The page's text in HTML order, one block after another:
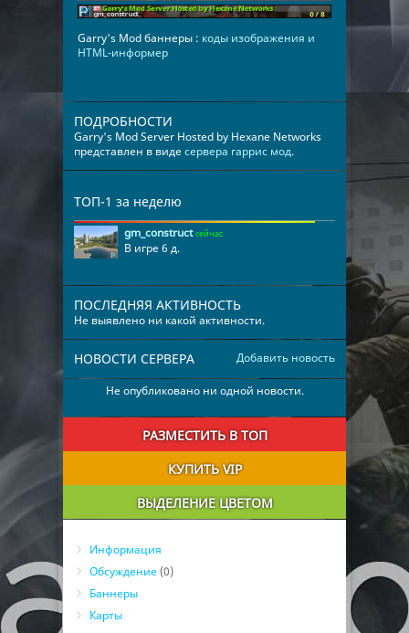
Garry's Mod баннеры : коды изображения и
HTML-информер
ПОДРОБНОСТИ
Garry's Mod Server Hosted by Hexane Networks
представлен в видесервера гаррис мод.
ТОП-1 за неделю
gm_construct сейчас
В игре 6 д.
ПОСЛЕДНЯЯ АКТИВНОСТЬ
Не выявлено ни какой активности.
Добавить новость
НОВОСТИ СЕРВЕРА
Не опубликовано ни одной новости.
РАЗМЕСТИТЬ В ТОП
КУПИТЬ VIP
ВЫДЕЛЕНИЕ ЦВЕТОМ
Информация
Обсуждение (0)
Баннеры
Карты